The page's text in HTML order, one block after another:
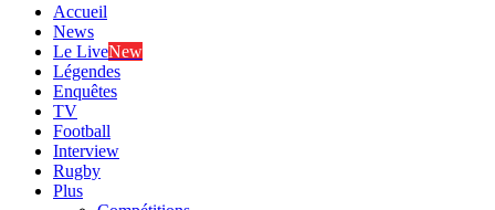
Accueil
News
Le LiveNew
Légendes
Enquêtes
TV
Football
Interview
Rugby
Plus